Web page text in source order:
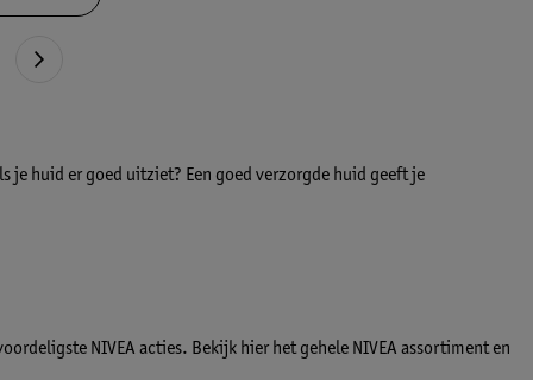
je huid er goed uitziet? Een goed verzorgde huid geeft je
NIVEA acties. Bekijk hier het gehele NIVEA assortiment en